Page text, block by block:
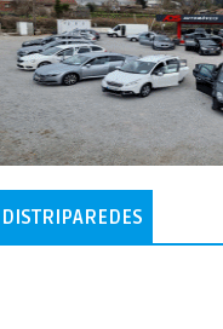
DISTRIPAREDES